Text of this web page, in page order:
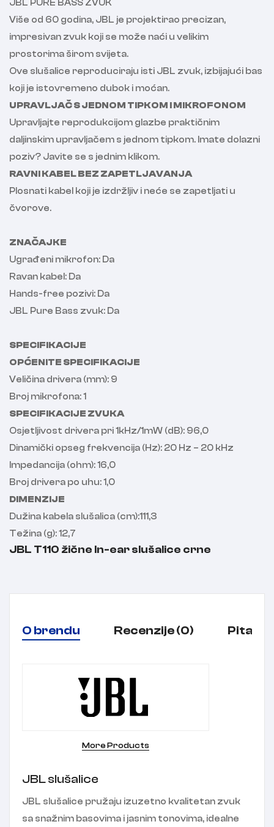
JBL PURE BASS ZVUK
Više od 60 godina, JBL je projektirao precizan,
impresivan zvuk koji se može naći u velikim
prostorima širom svijeta.
Ove slušalice reproduciraju isti JBL zvuk, izbijajući bas
koji je istovremeno dubok i moćan.
UPRAVLJAČ S JEDNOM TIPKOM I MIKROFONOM
Upravljajte reprodukcijom glazbe praktičnim
daljinskim upravljačem s jednom tipkom. Imate dolazni
poziv? Javite se s jednim klikom.
RAVNI KABEL BEZ ZAPETLJAVANJA
Plosnati kabel koji je izdržljiv i neće se zapetljati u
čvorove.
ZNAČAJKE
Ugrađeni mikrofon: Da
Ravan kabel: Da
Hands-free pozivi: Da
JBL Pure Bass zvuk: Da
SPECIFIKACIJE
OPĆENITE SPECIFIKACIJE
Veličina drivera (mm): 9
Broj mikrofona: 1
SPECIFIKACIJE ZVUKA
Osjetljivost drivera pri 1kHz/1mW (dB): 96,0
Dinamički opseg frekvencija (Hz): 20 Hz – 20 kHz
Impedancija (ohm): 16,0
Broj drivera po uhu: 1,0
DIMENZIJE
Dužina kabela slušalica (cm):111,3
Težina (g): 12,7
JBL T110 žične In-ear slušalice crne
O brendu Recenzije (0) Pitanja
More Products
JBL slušalice
JBL slušalice pružaju izuzetno kvalitetan zvuk
sa snažnim basovima i jasnim tonovima, idealne